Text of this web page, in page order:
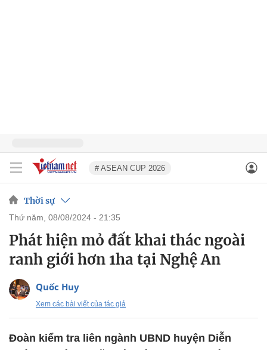
# ASEAN CUP 2026
Thời sự
thứ năm, 08/08/2024 - 21:35
Phát hiện mỏ đất khai thác ngoài
ranh giới hơn 1ha tại Nghệ An
Quốc Huy
Xem các bài viết của tác giả
Đoàn kiểm tra liên ngành UBND huyện Diễn